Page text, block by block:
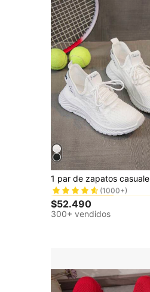
#1 Más vendidos
(1000+)
#1 Más vendidos
#1 Más vendidos
#1 Más vendidos
(1000+)
$52.490
300+ vendidos